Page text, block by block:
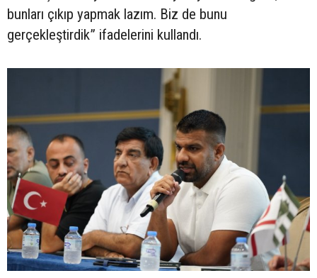
bunları çıkıp yapmak lazım. Biz de bunu
gerçekleştirdik” ifadelerini kullandı.